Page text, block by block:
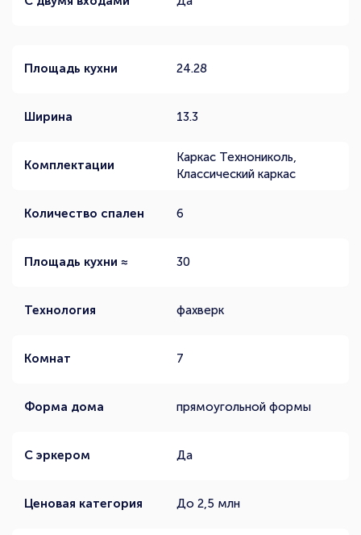
Площадь кухни 24.28
Ширина 13.3
Комплектации
Каркас Технониколь,
Классический каркас
Количество спален 6
Площадь кухни ≈ 30
Технология фахверк
Комнат 7
Форма дома прямоугольной формы
С эркером Да
Ценовая категория До 2,5 млн